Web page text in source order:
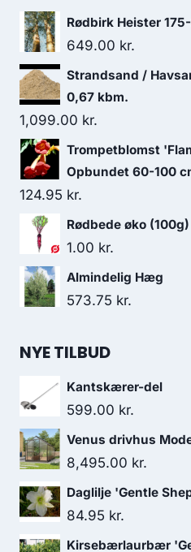
Rødbirk Heister
649.00 kr.
Strandsand /
0,67 kbm.
1,099.00 kr.
Trompetblomst
Opbundet 60-100
124.95 kr.
Rødbede øko (100g)
1.00 kr.
Almindelig Hæg
573.75 kr.
NYE TILBUD
Kantskærer-del
599.00 kr.
Venus drivhus
8,495.00 kr.
Daglilje 'Gentle
84.95 kr.
Kirsebærlaurbær